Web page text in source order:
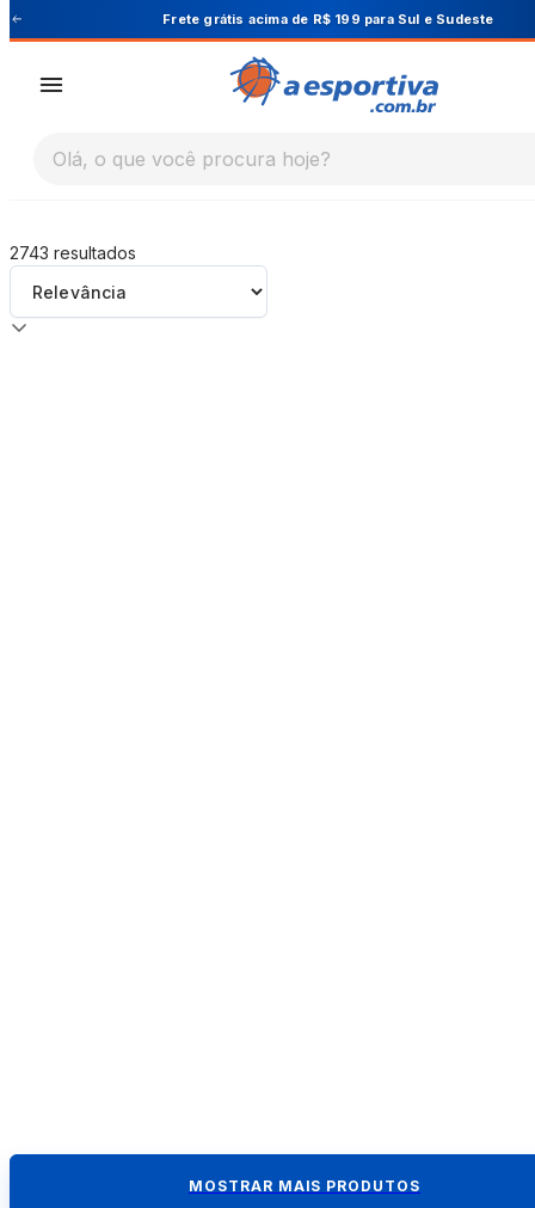
A Esportiva
Sul e Sudeste Cupom PRIMEIRA10
Olá, o que você procura hoje?
2743 resultados
MOSTRAR MAIS PRODUTOS